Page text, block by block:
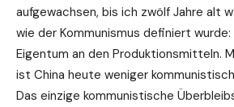
aufgewachsen, bis ich zwölf Jahre alt
wie der Kommunismus definiert
Eigentum an den Produktionsmitteln.
ist China heute weniger
Das einzige kommunistische